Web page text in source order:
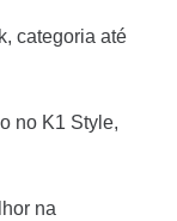
categoria até
no K1 Style,
na